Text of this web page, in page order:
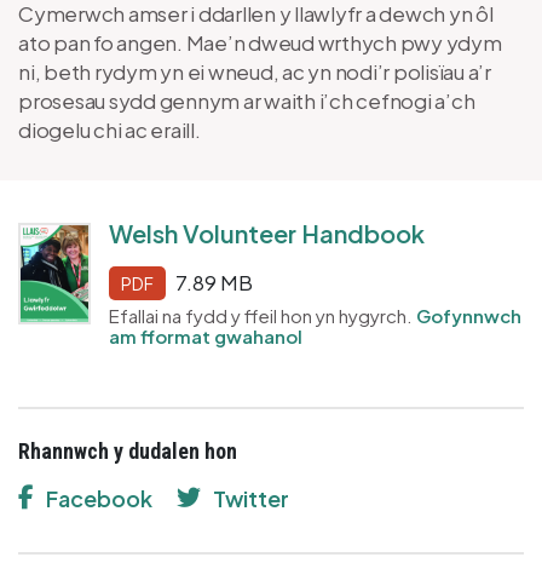
Cymerwch amser i ddarllen y llawlyfr a dewch yn ôl
ato pan fo angen. Mae’n dweud wrthych pwy ydym
ni, beth rydym yn ei wneud, ac yn nodi’r polisïau a’r
prosesau sydd gennym ar waith i’ch cefnogi a’ch
diogelu chi ac eraill.
Welsh Volunteer Handbook
PDF 7.89 MB
Efallai na fydd y ffeil hon yn hygyrch. Gofynnwch
am fformat gwahanol
Rhannwch y dudalen hon
Facebook Twitter